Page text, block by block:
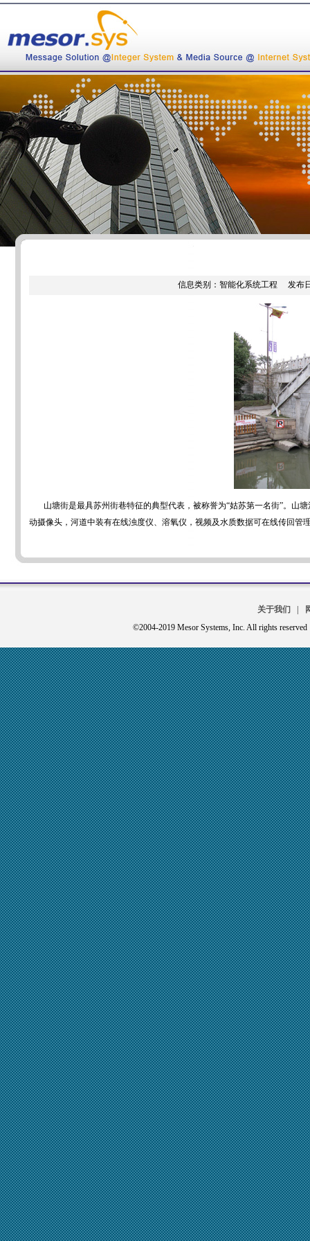
信息类别：智能化系统工程 发布
山塘街是最具苏州街巷特征的典型代表，被称誉为“姑苏第一名街”。山
动摄像头，河道中装有在线浊度仪、溶氧仪，视频及水质数据可在线传回
关于我们
©2004-2019 Mesor Systems, Inc. All rights